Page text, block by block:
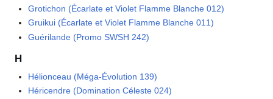
Grotichon (Écarlate et Violet Flamme Blanche 012)
Gruikui (Écarlate et Violet Flamme Blanche 011)
Guérilande (Promo SWSH 242)
H
Hélionceau (Méga-Évolution 139)
Héricendre (Domination Céleste 024)